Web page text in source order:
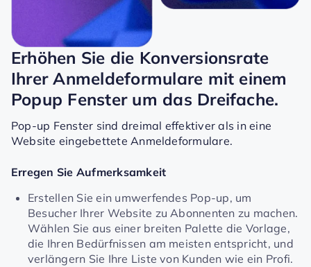
Erhöhen Sie die Konversionsrate
Ihrer Anmeldeformulare mit einem
Popup Fenster um das Dreifache.
Pop-up Fenster sind dreimal effektiver als in eine
Website eingebettete Anmeldeformulare.
Erregen Sie Aufmerksamkeit
Erstellen Sie ein umwerfendes Pop-up, um
Besucher Ihrer Website zu Abonnenten zu machen.
Wählen Sie aus einer breiten Palette die Vorlage,
die Ihren Bedürfnissen am meisten entspricht, und
verlängern Sie Ihre Liste von Kunden wie ein Profi.